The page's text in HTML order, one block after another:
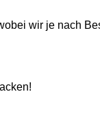
wir je nach